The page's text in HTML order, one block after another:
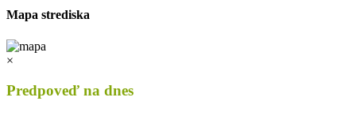
Mapa strediska
×
Predpoveď na dnes